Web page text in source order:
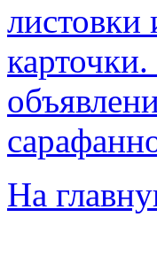
листовки
На